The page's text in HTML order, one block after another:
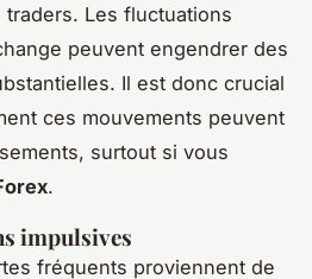
Les fluctuations
peuvent engendrer des
Il est donc crucial
ces mouvements peuvent
surtout si vous
.
impulsives
fréquents proviennent de